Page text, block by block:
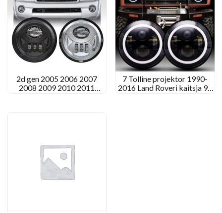
2d gen 2005 2006 2007
2008 2009 2010 2011
7 Tolline projektor 1990-
2016 Land Roveri kaitsja 90